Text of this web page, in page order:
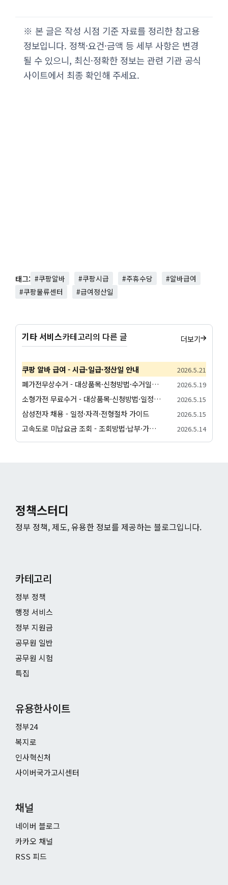
※ 본 글은 작성 시점 기준 자료를 정리한 참고용
정보입니다. 정책·요건·금액 등 세부 사항은 변경
될 수 있으니, 최신·정확한 정보는 관련 기관 공식
사이트에서 최종 확인해 주세요.
태그: #쿠팡알바 #쿠팡시급 #주휴수당
#알바급여
#쿠팡물류센터
#급여정산일
기타 서비스카테고리의 다른 글 더보기
쿠팡 알바 급여 - 시급·일급·정산일 안내 2026.5.21
폐가전무상수거 - 대상품목·신청방법·수거일정 안내 2026.5.19
소형가전 무료수거 - 대상품목·신청방법·일정 안내 2026.5.15
삼성전자 채용 - 일정·자격·전형절차 가이드 2026.5.15
고속도로 미납요금 조회 - 조회방법·납부·가산금 안내 2026.5.14
정책스터디
정부 정책, 제도, 유용한 정보를 제공하는 블로그입니다.
카테고리
정부 정책
행정 서비스
정부 지원금
공무원 일반
공무원 시험
특집
유용한사이트
정부24
복지로
인사혁신처
사이버국가고시센터
채널
네이버 블로그
카카오 채널
RSS 피드